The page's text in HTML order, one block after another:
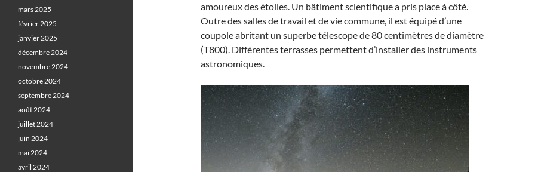
amoureux des étoiles. Un bâtiment scientifique a pris place à côté.
Outre des salles de travail et de vie commune, il est équipé d’une
coupole abritant un superbe télescope de 80 centimètres de diamètre
(T800). Différentes terrasses permettent d’installer des instruments
astronomiques.
mars 2025
février 2025
janvier 2025
décembre 2024
novembre 2024
octobre 2024
septembre 2024
août 2024
juillet 2024
juin 2024
mai 2024
avril 2024